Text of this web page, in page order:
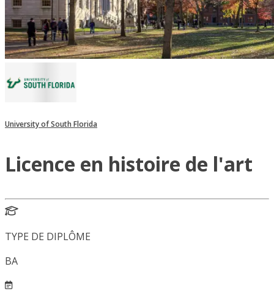
University of South Florida
Licence en histoire de l'art
TYPE DE DIPLÔME
BA